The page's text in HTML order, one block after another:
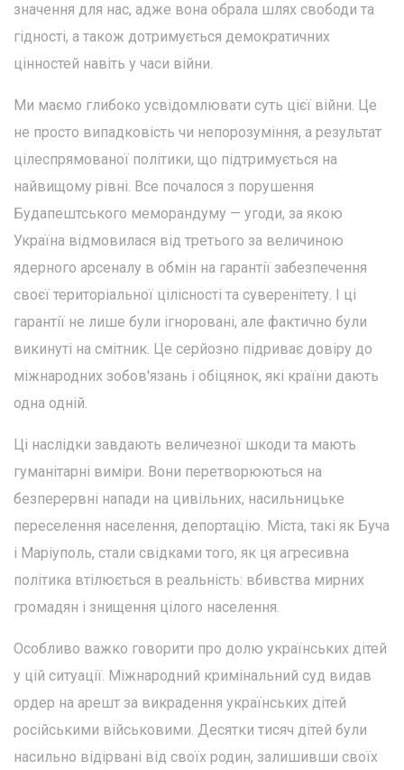
значення для нас, адже вона обрала шлях свободи та
гідності, а також дотримується демократичних
цінностей навіть у часи війни.
Ми маємо глибоко усвідомлювати суть цієї війни. Це
не просто випадковість чи непорозуміння, а результат
цілеспрямованої політики, що підтримується на
найвищому рівні. Все почалося з порушення
Будапештського меморандуму — угоди, за якою
Україна відмовилася від третього за величиною
ядерного арсеналу в обмін на гарантії забезпечення
своєї територіальної цілісності та суверенітету. І ці
гарантії не лише були ігноровані, але фактично були
викинуті на смітник. Це серйозно підриває довіру до
міжнародних зобов'язань і обіцянок, які країни дають
одна одній.
Ці наслідки завдають величезної шкоди та мають
гуманітарні виміри. Вони перетворюються на
безперервні напади на цивільних, насильницьке
переселення населення, депортацію. Міста, такі як Буча
і Маріуполь, стали свідками того, як ця агресивна
політика втілюється в реальність: вбивства мирних
громадян і знищення цілого населення.
Особливо важко говорити про долю українських дітей
у цій ситуації. Міжнародний кримінальний суд видав
ордер на арешт за викрадення українських дітей
російськими військовими. Десятки тисяч дітей були
насильно відірвані від своїх родин, залишивши своїх